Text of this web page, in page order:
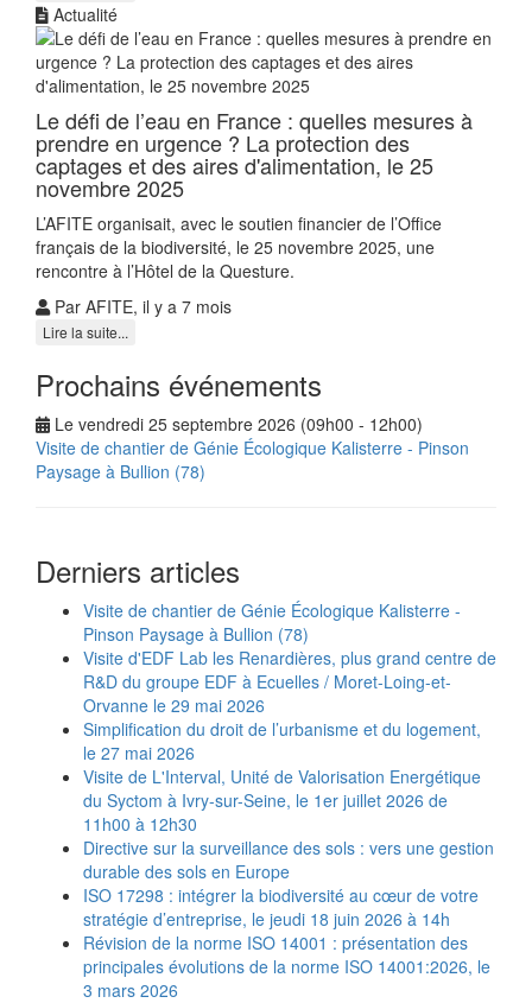
Actualité
Le défi de l’eau en France : quelles mesures à
prendre en urgence ? La protection des
captages et des aires d'alimentation, le 25
novembre 2025
L’AFITE organisait, avec le soutien financier de l’Office
français de la biodiversité, le 25 novembre 2025, une
rencontre à l’Hôtel de la Questure.
Par AFITE, il y a 7 mois
Lire la suite...
Prochains événements
Le vendredi 25 septembre 2026 (09h00 - 12h00)
Visite de chantier de Génie Écologique Kalisterre - Pinson
Paysage à Bullion (78)
Derniers articles
Visite de chantier de Génie Écologique Kalisterre -
Pinson Paysage à Bullion (78)
Visite d'EDF Lab les Renardières, plus grand centre de
R&D du groupe EDF à Ecuelles / Moret-Loing-et-
Orvanne le 29 mai 2026
Simplification du droit de l’urbanisme et du logement,
le 27 mai 2026
Visite de L'Interval, Unité de Valorisation Energétique
du Syctom à Ivry-sur-Seine, le 1er juillet 2026 de
11h00 à 12h30
Directive sur la surveillance des sols : vers une gestion
durable des sols en Europe
ISO 17298 : intégrer la biodiversité au cœur de votre
stratégie d’entreprise, le jeudi 18 juin 2026 à 14h
Révision de la norme ISO 14001 : présentation des
principales évolutions de la norme ISO 14001:2026, le
3 mars 2026